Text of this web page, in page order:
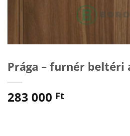
Prága – furnér beltéri
283 000 Ft